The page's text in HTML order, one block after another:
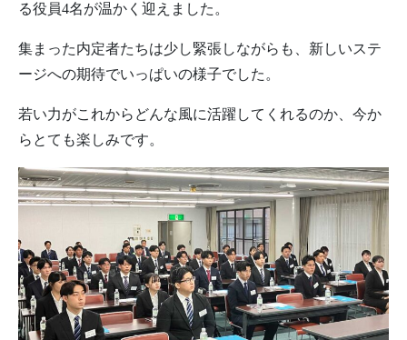
る役員4名が温かく迎えました。
集まった内定者たちは少し緊張しながらも、新しいステ
ージへの期待でいっぱいの様子でした。
若い力がこれからどんな風に活躍してくれるのか、今か
らとても楽しみです。